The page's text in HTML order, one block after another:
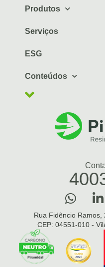
Produtos
Serviços
ESG
Conteúdos
Rua Fidêncio
CEP: 04551-010 -